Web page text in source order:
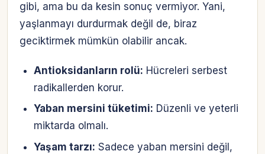
gibi, ama bu da kesin sonuç vermiyor. Yani,
yaşlanmayı durdurmak değil de, biraz
geciktirmek mümkün olabilir ancak.
Antioksidanların rolü: Hücreleri serbest
radikallerden korur.
Yaban mersini tüketimi: Düzenli ve yeterli
miktarda olmalı.
Yaşam tarzı: Sadece yaban mersini değil,